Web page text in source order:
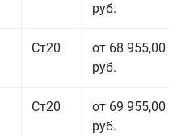
руб.
Ст20
от 68 955,00
руб.
Ст20
от 69 955,00
руб.